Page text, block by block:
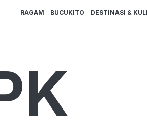
RAGAM BUCUKITO DESTINASI &